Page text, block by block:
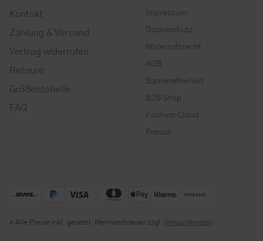
Kontakt
Zahlung & Versand
Vertrag widerrufen
Retoure
Größentabelle
FAQ
Impressum
Datenschutz
Widerrufsrecht
AGB
Barrierefreiheit
B2B Shop
Fashion Cloud
Presse
* Alle Preise inkl. gesetzl. Mehrwertsteuer zzgl. Versandkosten